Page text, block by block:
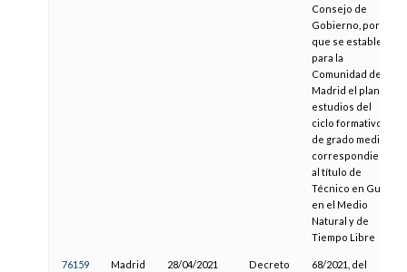
Consejo de
Gobierno, por el
que se establece
para la
Comunidad de
Madrid el plan de
estudios del
ciclo formativo
de grado medio
correspondiente
al título de
Técnico en Guía
en el Medio
Natural y de
Tiempo Libre
76159 Madrid 28/04/2021 Decreto
68/2021, del